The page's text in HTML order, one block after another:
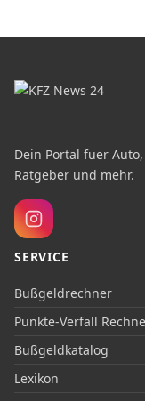
Dein Portal fuer
Ratgeber und mehr.
SERVICE
Bußgeldrechner
Punkte-Verfall
Bußgeldkatalog
Lexikon